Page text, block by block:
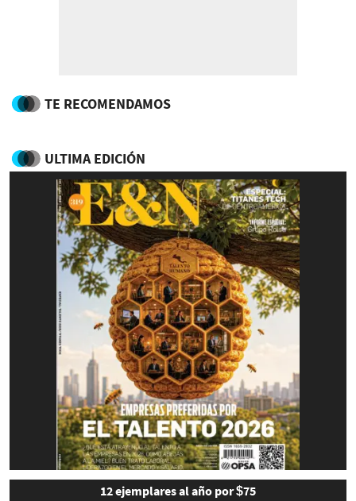
TE RECOMENDAMOS
ULTIMA EDICIÓN
12 ejemplares al año por $75